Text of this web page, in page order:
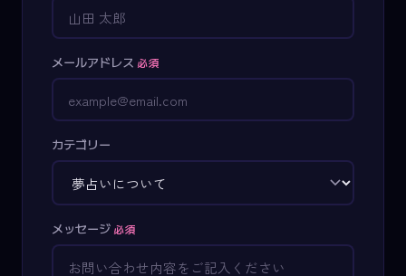
メールアドレス 必須
カテゴリー
メッセージ 必須